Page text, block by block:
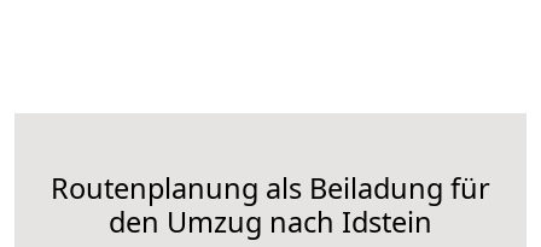
Routenplanung als Beiladung für
den Umzug nach Idstein